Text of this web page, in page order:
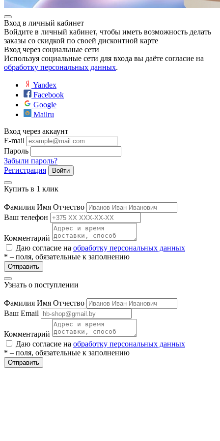
Вход в личный кабинет
Войдите в личный кабинет, чтобы иметь возможность делать
заказы со скидкой по своей дисконтной карте
Вход через социальные сети
Используя социальные сети для входа вы даёте согласие на
обработку персональных данных.
Yandex
Facebook
Google
Mailru
Вход через аккаунт
E-mail
Пароль
Забыли пароль?
Регистрация
Войти
Купить в 1 клик
Фамилия Имя Отчество
Ваш телефон
Комментарий
Даю согласие на обработку персональных данных
* – поля, обязательные к заполнению
Отправить
Узнать о поступлении
Фамилия Имя Отчество
Ваш Email
Комментарий
Даю согласие на обработку персональных данных
* – поля, обязательные к заполнению
Отправить